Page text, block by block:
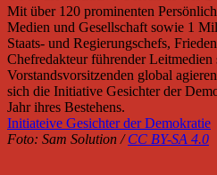
Mit über 120 prominenten
Medien und Gesellschaft sowie 1
Staats- und Regierungschefs,
Chefredakteur führender Leitmedien
Vorstandsvorsitzenden global
sich die Initiative Gesichter der
Jahr ihres Bestehens.
Initiateive Gesichter der Demokratie
Foto: Sam Solution /CC BY-SA 4.0